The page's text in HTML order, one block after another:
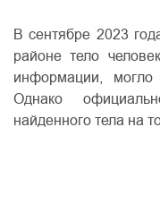
В сентябре 2023
районе тело
информации, могло
Однако
найденного тела на